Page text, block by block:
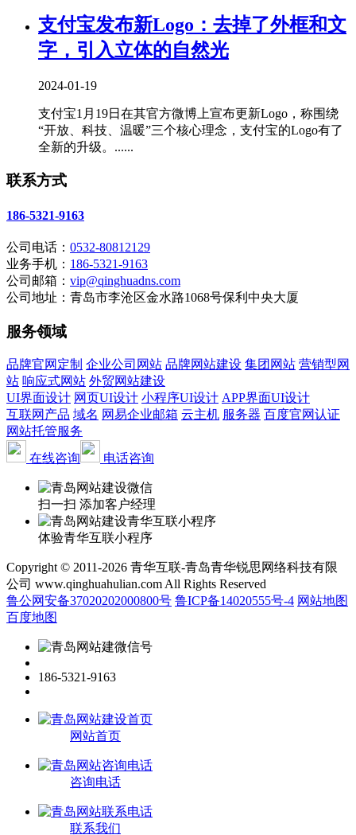
支付宝发布新Logo：去掉了外框和文
字，引入立体的自然光
2024-01-19
支付宝1月19日在其官方微博上宣布更新Logo，称围绕
“开放、科技、温暖”三个核心理念，支付宝的Logo有了
全新的升级。......
联系方式
186-5321-9163
公司电话： 0532-80812129
业务手机： 186-5321-9163
公司邮箱： vip@qinghuadns.com
公司地址：青岛市李沧区金水路1068号保利中央大厦
服务领域
品牌官网定制 企业公司网站 品牌网站建设 集团网站 营销型网
站 响应式网站 外贸网站建设
UI界面设计 网页UI设计 小程序UI设计 APP界面UI设计
互联网产品 域名 网易企业邮箱 云主机 服务器 百度官网认证
网站托管服务
在线咨询
电话咨询
扫一扫 添加客户经理
体验青华互联小程序
Copyright © 2011-2026 青华互联-青岛青华锐思网络科技有限
公司 www.qinghuahulian.com All Rights Reserved
鲁公网安备37020202000800号 鲁ICP备14020555号-4 网站地图
百度地图
186-5321-9163
网站首页
咨询电话
联系我们